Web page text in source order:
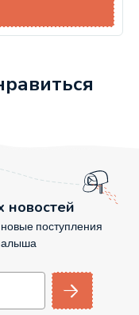
новостей
поступления